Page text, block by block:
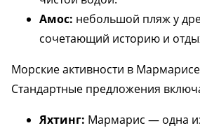
Амос: небольшой пляж у
сочетающий историю и
Морские активности в
Стандартные предложения
Яхтинг: Мармарис — одна